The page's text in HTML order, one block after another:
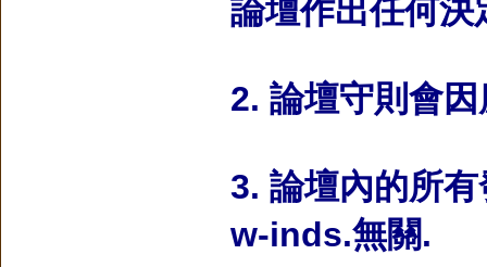
論壇作出任何決
2. 論壇守則會
3. 論壇內的所
w-inds.無關.